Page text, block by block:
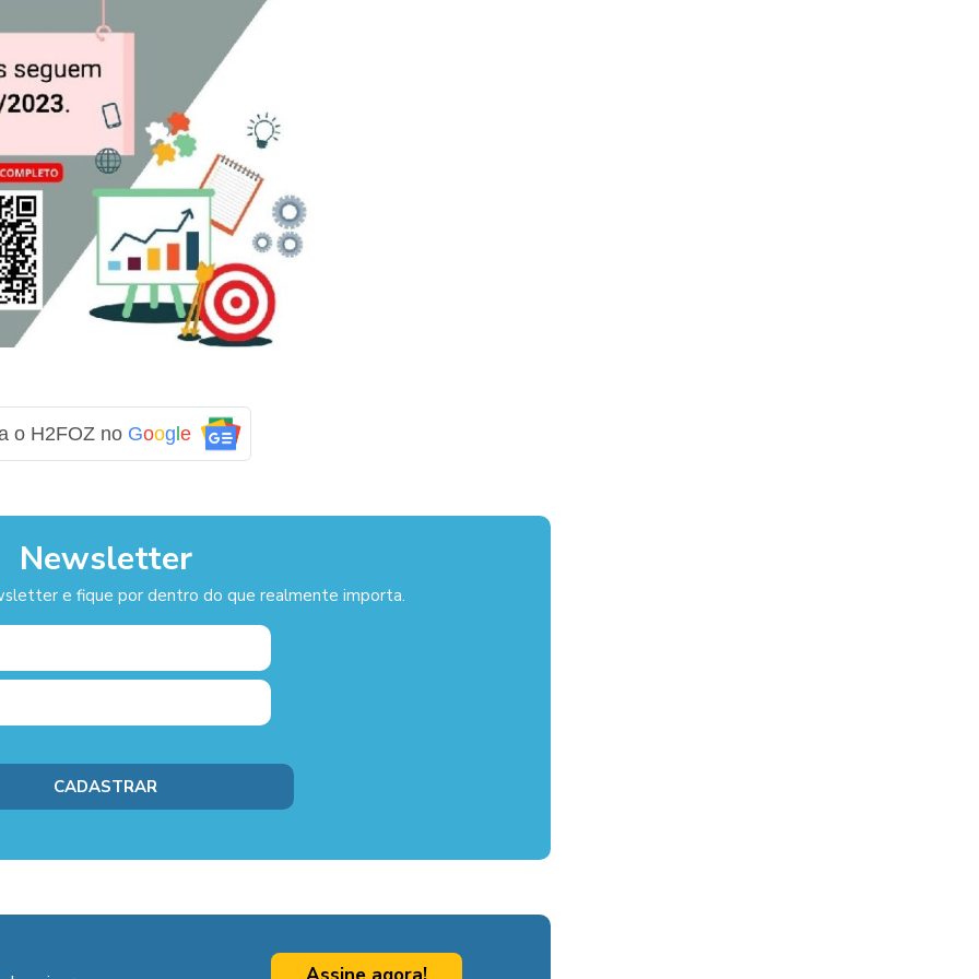
o H2FOZ no Google
Newsletter
e fique por dentro do que realmente importa.